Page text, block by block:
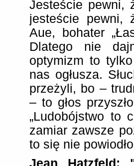
Jesteście pewni,
jesteście pewni,
Aue, bohater
Dlatego nie
optymizm to
nas ogłusza.
przeżyli, bo –
– to głos
„Ludobójstwo to
zamiar zawsze
to się nie
Jean Hatzfeld: